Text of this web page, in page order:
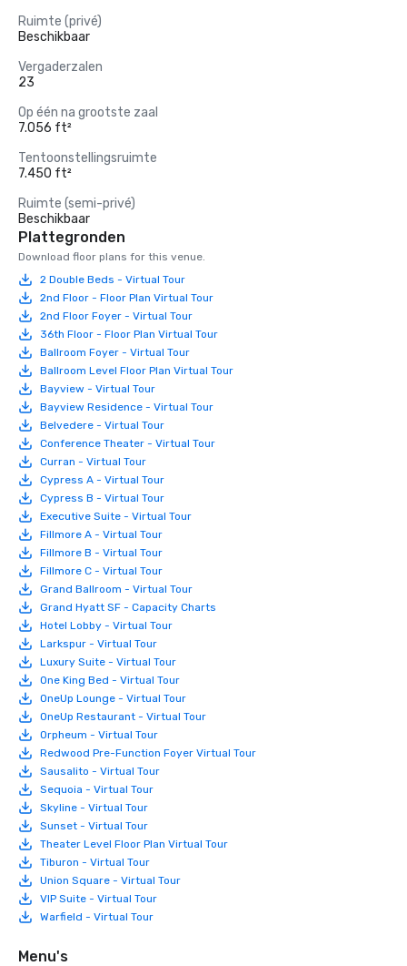
Ruimte (privé)
Beschikbaar
Vergaderzalen
23
Op één na grootste zaal
7.056 ft²
Tentoonstellingsruimte
7.450 ft²
Ruimte (semi-privé)
Beschikbaar
Plattegronden
Download floor plans for this venue.
2 Double Beds - Virtual Tour
2nd Floor - Floor Plan Virtual Tour
2nd Floor Foyer - Virtual Tour
36th Floor - Floor Plan Virtual Tour
Ballroom Foyer - Virtual Tour
Ballroom Level Floor Plan Virtual Tour
Bayview - Virtual Tour
Bayview Residence - Virtual Tour
Belvedere - Virtual Tour
Conference Theater - Virtual Tour
Curran - Virtual Tour
Cypress A - Virtual Tour
Cypress B - Virtual Tour
Executive Suite - Virtual Tour
Fillmore A - Virtual Tour
Fillmore B - Virtual Tour
Fillmore C - Virtual Tour
Grand Ballroom - Virtual Tour
Grand Hyatt SF - Capacity Charts
Hotel Lobby - Virtual Tour
Larkspur - Virtual Tour
Luxury Suite - Virtual Tour
One King Bed - Virtual Tour
OneUp Lounge - Virtual Tour
OneUp Restaurant - Virtual Tour
Orpheum - Virtual Tour
Redwood Pre-Function Foyer Virtual Tour
Sausalito - Virtual Tour
Sequoia - Virtual Tour
Skyline - Virtual Tour
Sunset - Virtual Tour
Theater Level Floor Plan Virtual Tour
Tiburon - Virtual Tour
Union Square - Virtual Tour
VIP Suite - Virtual Tour
Warfield - Virtual Tour
Menu's